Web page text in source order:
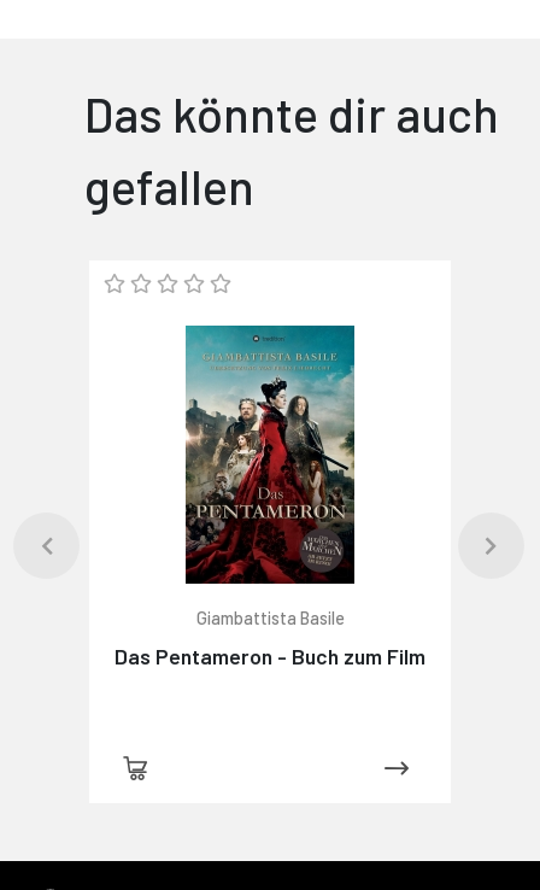
Das könnte dir auch
gefallen
Giambattista Basile
Das Pentameron - Buch zum Film